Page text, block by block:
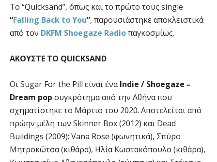
Το “Quicksand”, όπως και το πρώτο τους single
“Falling Back to You”, παρουσιάστηκε αποκλειστικά
από τον DKFM Shoegaze Radioπαγκοσμίως.
ΑΚΟΥΣΤΕ ΤΟ QUICKSAND
Οι Sugar For the Pill είναι έναIndie / Shoegaze –
Dream pop συγκρότημα από την Αθήνα που
σχηματίστηκε το Μάρτιο του 2020. Αποτελείται από
πρώην μέλη των Skinner Box (2012) και Dead
Buildings (2009): Vana Rose (φωνητικά), Σπύρο
Μητροκώτσα (κιθάρα), Ηλία Κωστακόπουλο (κιθάρα),